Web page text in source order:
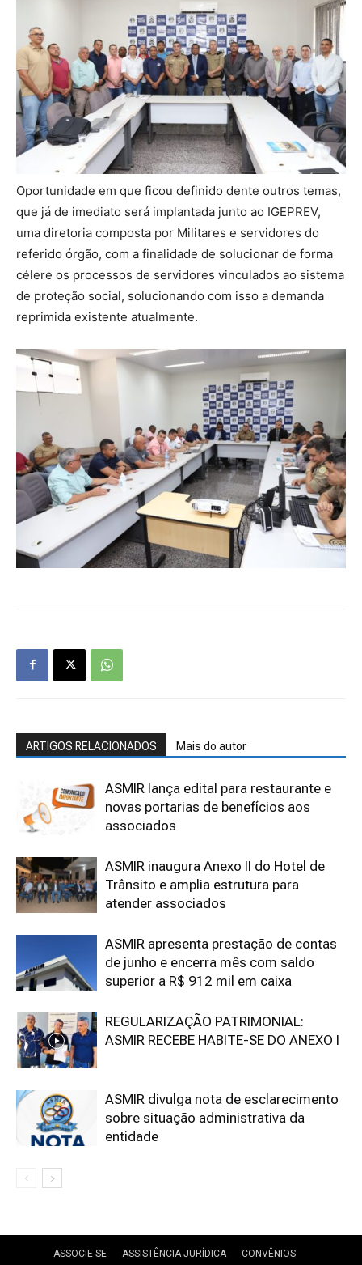
Oportunidade em que ficou definido dente outros temas,
que já de imediato será implantada junto ao IGEPREV,
uma diretoria composta por Militares e servidores do
referido órgão, com a finalidade de solucionar de forma
célere os processos de servidores vinculados ao sistema
de proteção social, solucionando com isso a demanda
reprimida existente atualmente.
ARTIGOS RELACIONADOS Mais do autor
ASMIR lança edital para restaurante e
novas portarias de benefícios aos
associados
ASMIR inaugura Anexo II do Hotel de
Trânsito e amplia estrutura para
atender associados
ASMIR apresenta prestação de contas
de junho e encerra mês com saldo
superior a R$ 912 mil em caixa
REGULARIZAÇÃO PATRIMONIAL:
ASMIR RECEBE HABITE-SE DO ANEXO I
ASMIR divulga nota de esclarecimento
sobre situação administrativa da
entidade
ASSOCIE-SE ASSISTÊNCIA JURÍDICA CONVÊNIOS